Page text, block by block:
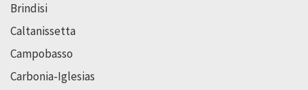
Brindisi
Caltanissetta
Campobasso
Carbonia-Iglesias